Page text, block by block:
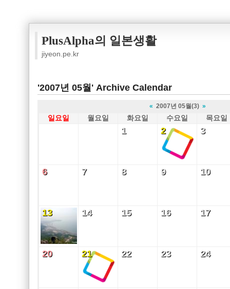
PlusAlpha의 일본생활
jiyeon.pe.kr
'2007년 05월' Archive Calendar
« 2007년 05월(3) »
일요일 월요일 화요일 수요일 목요일
1
1 2
2 3
3
6
6 7
7 8
8 9
9 10
10
13
13 14
14 15
15 16
16 17
17
20
20 21
21 22
22 23
23 24
24